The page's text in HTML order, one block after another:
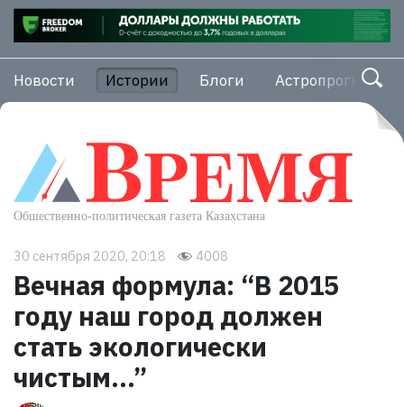
Новости Истории Блоги Астропрогноз
30 сентября 2020, 20:18 4008
Вечная формула: “В 2015
году наш город должен
стать экологически
чистым…”